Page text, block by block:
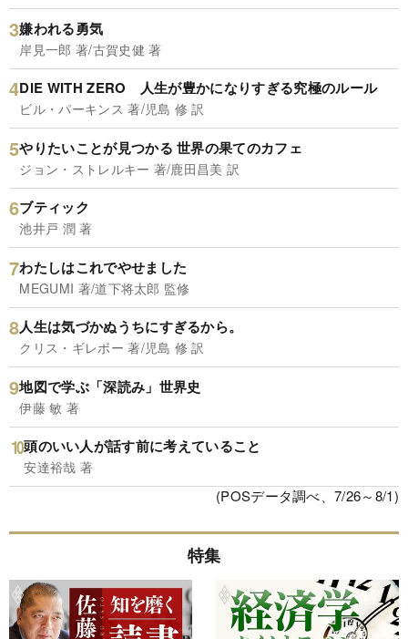
嫌われる勇気
岸見一郎 著/古賀史健 著
DIE WITH ZERO 人生が豊かになりすぎる究極のルール
ビル・パーキンス 著/児島 修 訳
やりたいことが見つかる 世界の果てのカフェ
ジョン・ストレルキー 著/鹿田昌美 訳
ブティック
池井戸 潤 著
わたしはこれでやせました
MEGUMI 著/道下将太郎 監修
人生は気づかぬうちにすぎるから。
クリス・ギレボー 著/児島 修 訳
地図で学ぶ「深読み」世界史
伊藤 敏 著
頭のいい人が話す前に考えていること
安達裕哉 著
(POSデータ調べ、7/26～8/1)
特集